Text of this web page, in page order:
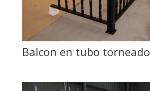
Balcon en tubo torneado